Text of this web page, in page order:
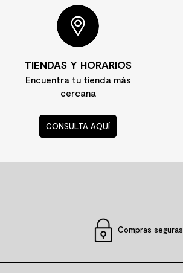
TIENDAS Y HORARIOS
Encuentra tu tienda más
cercana
CONSULTA AQUÍ
Compras seguras